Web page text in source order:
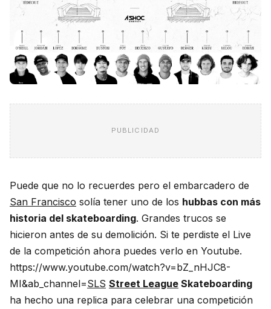
PUBLICIDAD
Puede que no lo recuerdes pero el embarcadero de
San Francisco solía tener uno de los hubbas con más
historia del skateboarding. Grandes trucos se
hicieron antes de su demolición. Si te perdiste el Live
de la competición ahora puedes verlo en Youtube.
https://www.youtube.com/watch?v=bZ_nHJC8-
MI&ab_channel=SLS Street League Skateboarding
ha hecho una replica para celebrar una competición